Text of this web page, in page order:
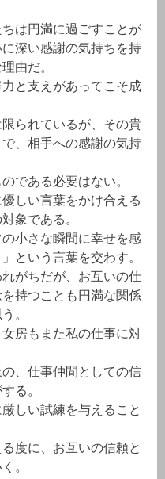
は円満に過ごすことが
深い感謝の気持ちを持
由だ。
と支えがあってこそ成
られているが、その貴
、相手への感謝の気持
である必要はない。
しい言葉をかけ合える
象である。
小さな瞬間に幸せを感
という言葉を交わす。
がちだが、お互いの仕
持つことも円満な関係
。
房もまた私の仕事に対
、仕事仲間としての信
る。
しい試練を与えること
度に、お互いの信頼と
。